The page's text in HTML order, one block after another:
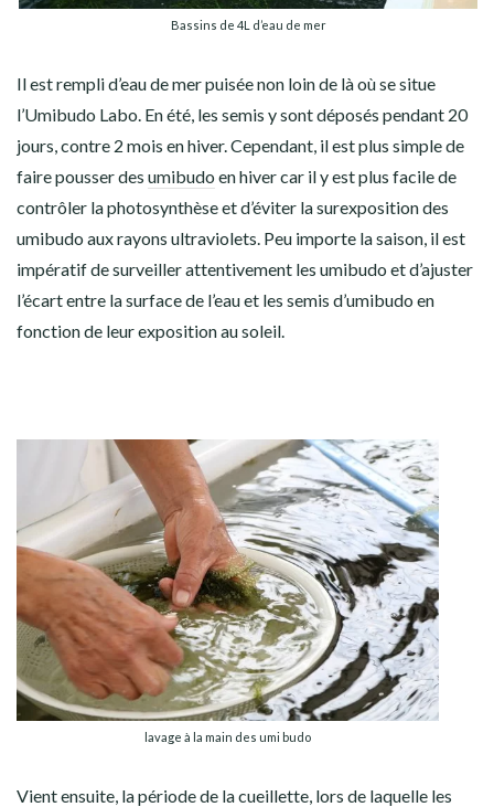
Bassins de 4L d’eau de mer
Il est rempli d’eau de mer puisée non loin de là où se situe
l’Umibudo Labo. En été, les semis y sont déposés pendant 20
jours, contre 2 mois en hiver. Cependant, il est plus simple de
faire pousser des umibudo en hiver car il y est plus facile de
contrôler la photosynthèse et d’éviter la surexposition des
umibudo aux rayons ultraviolets. Peu importe la saison, il est
impératif de surveiller attentivement les umibudo et d’ajuster
l’écart entre la surface de l’eau et les semis d’umibudo en
fonction de leur exposition au soleil.
lavage à la main des umi budo
Vient ensuite, la période de la cueillette, lors de laquelle les